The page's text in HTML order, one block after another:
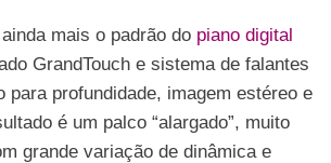
mais o padrão do piano digital
GrandTouch e sistema de falantes
para profundidade, imagem estéreo e
é um palco “alargado”, muito
grande variação de dinâmica e